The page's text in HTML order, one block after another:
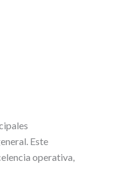
Este
operativa,